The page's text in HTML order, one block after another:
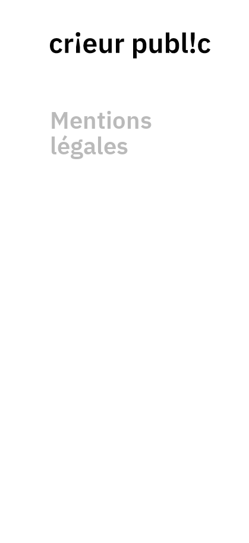
Mentions
légales